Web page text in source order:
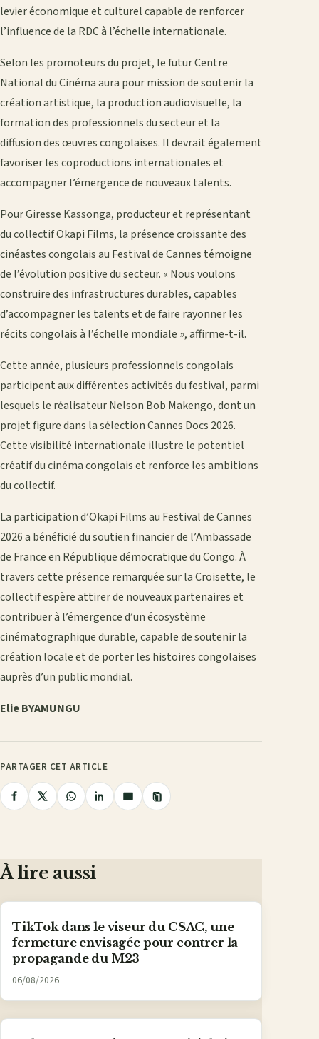
levier économique et culturel capable de renforcer
l’influence de la RDC à l’échelle internationale.
Selon les promoteurs du projet, le futur Centre
National du Cinéma aura pour mission de soutenir la
création artistique, la production audiovisuelle, la
formation des professionnels du secteur et la
diffusion des œuvres congolaises. Il devrait également
favoriser les coproductions internationales et
accompagner l’émergence de nouveaux talents.
Pour Giresse Kassonga, producteur et représentant
du collectif Okapi Films, la présence croissante des
cinéastes congolais au Festival de Cannes témoigne
de l’évolution positive du secteur. « Nous voulons
construire des infrastructures durables, capables
d’accompagner les talents et de faire rayonner les
récits congolais à l’échelle mondiale », affirme-t-il.
Cette année, plusieurs professionnels congolais
participent aux différentes activités du festival, parmi
lesquels le réalisateur Nelson Bob Makengo, dont un
projet figure dans la sélection Cannes Docs 2026.
Cette visibilité internationale illustre le potentiel
créatif du cinéma congolais et renforce les ambitions
du collectif.
La participation d’Okapi Films au Festival de Cannes
2026 a bénéficié du soutien financier de l’Ambassade
de France en République démocratique du Congo. À
travers cette présence remarquée sur la Croisette, le
collectif espère attirer de nouveaux partenaires et
contribuer à l’émergence d’un écosystème
cinématographique durable, capable de soutenir la
création locale et de porter les histoires congolaises
auprès d’un public mondial.
Elie BYAMUNGU
PARTAGER CET ARTICLE
PartagerPartagerPartagerPartagerPartager
Copier
le
À lire aussi
TikTok dans le viseur du CSAC, une
fermeture envisagée pour contrer la
propagande du M23
06/08/2026